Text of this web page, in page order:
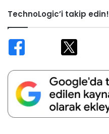
TechnoLogic’i takip edin!